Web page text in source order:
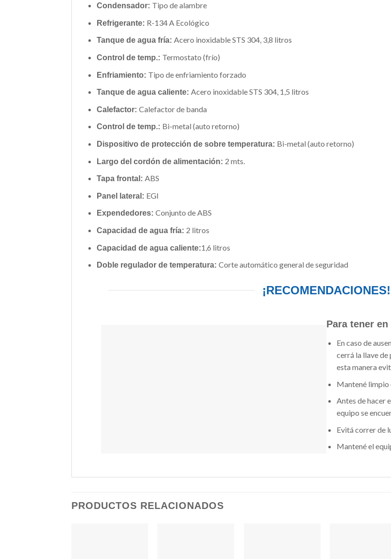
Condensador: Tipo de alambre
Refrigerante: R-134 A Ecológico
Tanque de agua fría: Acero inoxidable STS 304, 3,8 litros
Control de temp.: Termostato (frío)
Enfriamiento: Tipo de enfriamiento forzado
Tanque de agua caliente: Acero inoxidable STS 304, 1,5 litros
Calefactor: Calefactor de banda
Control de temp.: Bi-metal (auto retorno)
Dispositivo de protección de sobre temperatura: Bi-metal (auto retorno)
Largo del cordón de alimentación: 2 mts.
Tapa frontal: ABS
Panel lateral: EGI
Expendedores: Conjunto de ABS
Capacidad de agua fría: 2 litros
Capacidad de agua caliente:1,6 litros
Doble regulador de temperatura: Corte automático general de seguridad
¡RECOMENDACIONES!
Para tener en
En caso de
cerrá la llave de
esta manera
Mantené limpio
Antes de hacer
equipo se
Evitá correr de
Mantené el
PRODUCTOS RELACIONADOS